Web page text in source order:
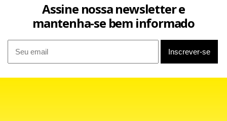
Assine nossa newsletter e
mantenha-se bem informado